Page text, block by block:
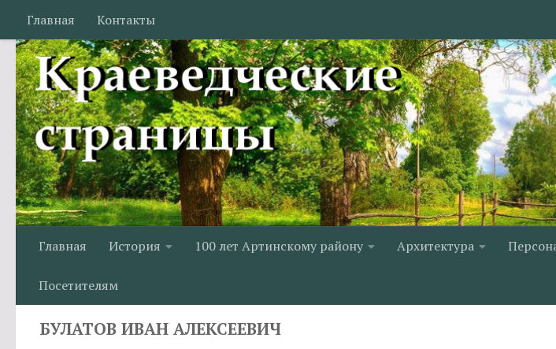
Перейти к содержимому
Главная Контакты
Главная История 100 лет Артинскому району Архитектура
Посетителям
БУЛАТОВ ИВАН АЛЕКСЕЕВИЧ